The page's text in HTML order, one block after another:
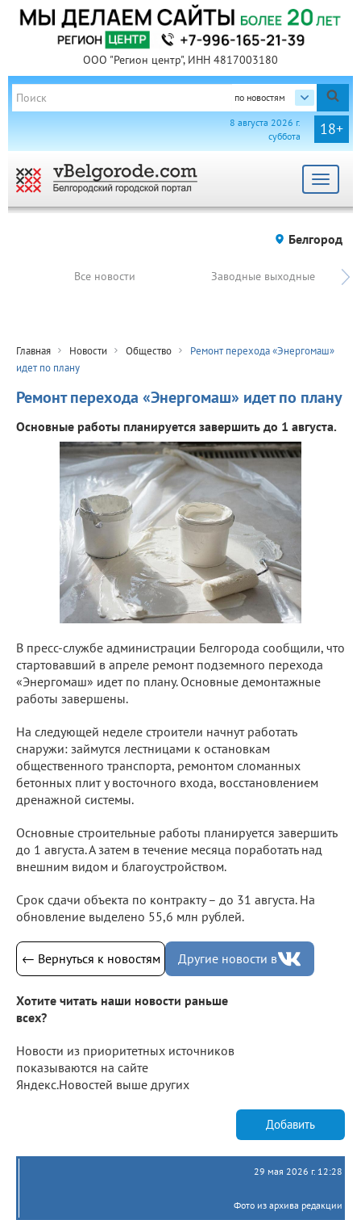
ООО "Регион центр", ИНН 4817003180
по новостям
18+
8 августа 2026 г.
суббота
Toggle
Белгород
Все новости Заводные выходные
Главная Новости Общество
Ремонт перехода «Энергомаш»
идет по плану
Ремонт перехода «Энергомаш» идет по плану
Основные работы планируется завершить до 1 августа.
В пресс-службе администрации Белгорода сообщили, что
стартовавший в апреле ремонт подземного перехода
«Энергомаш» идет по плану. Основные демонтажные
работы завершены.
На следующей неделе строители начнут работать
снаружи: займутся лестницами к остановкам
общественного транспорта, ремонтом сломанных
бетонных плит у восточного входа, восстановлением
дренажной системы.
Основные строительные работы планируется завершить
до 1 августа. А затем в течение месяца поработать над
внешним видом и благоустройством.
Срок сдачи объекта по контракту – до 31 августа. На
обновление выделено 55,6 млн рублей.
← Вернуться к новостям Другие новости в
Хотите читать наши новости раньше
всех?
Новости из приоритетных источников
показываются на сайте
Яндекс.Новостей выше других
Добавить
29 мая 2026 г. 12:28
Фото из архива редакции